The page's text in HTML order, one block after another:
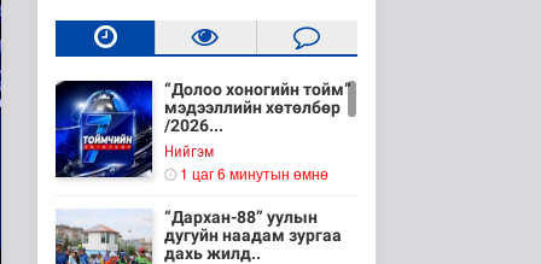
“Долоо хоногийн тойм”
мэдээллийн хөтөлбөр
/2026...
Нийгэм
1 цаг 6 минутын өмнө
“Дархан-88” уулын
дугуйн наадам зургаа
дахь жилд..